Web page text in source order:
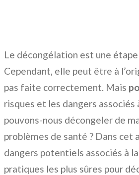
Le décongélation est une
Cependant, elle peut être à
pas faite correctement. Mais
risques et les dangers
pouvons-nous décongeler de
problèmes de santé ? Dans cet
dangers potentiels associés à
pratiques les plus sûres pour